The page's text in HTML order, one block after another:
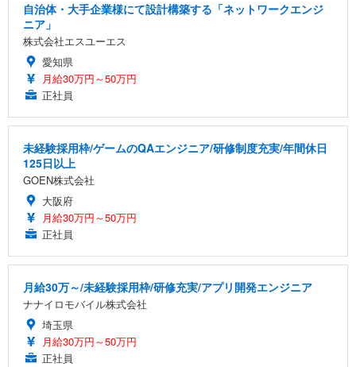
自治体・大手企業様にて設計構築する「ネットワークエンジ
ニア」
株式会社エスユーエス
愛知県
月給30万円～50万円
正社員
未経験採用枠/ゲームのQAエンジニア/研修制度充実/年間休日
125日以上
GOEN株式会社
大阪府
月給30万円～50万円
正社員
月給30万～/未経験採用枠/研修充実/アプリ開発エンジニア
ナナイロモバイル株式会社
埼玉県
月給30万円～50万円
正社員